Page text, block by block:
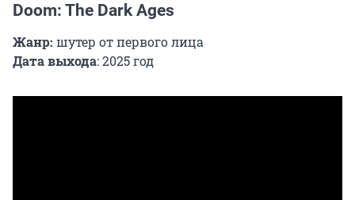
Doom: The Dark Ages
Жанр: шутер от первого лица
Дата выхода: 2025 год